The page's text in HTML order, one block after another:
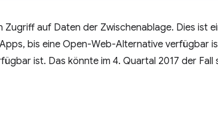
Zugriff auf Daten der Zwischenablage. Dies ist
bis eine Open-Web-Alternative verfügbar
ist. Das könnte im 4. Quartal 2017 der Fall